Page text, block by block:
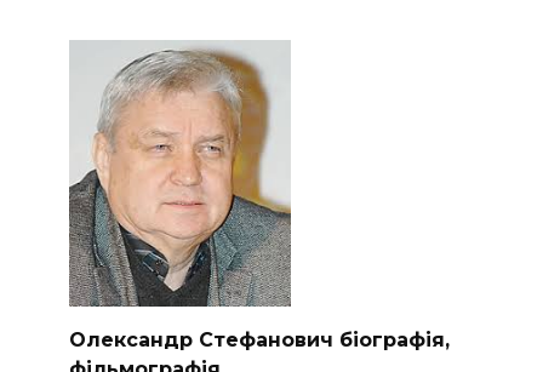
Олександр Стефанович біографія,